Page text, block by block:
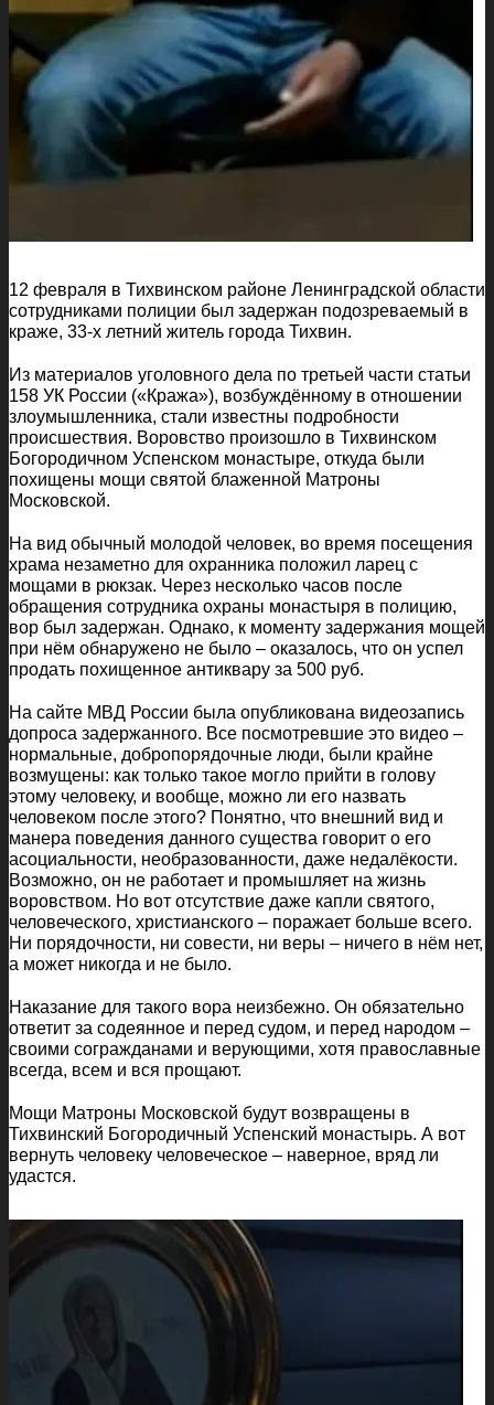
12 февраля в Тихвинском районе Ленинградской области
сотрудниками полиции был задержан подозреваемый в
краже, 33-х летний житель города Тихвин.
Из материалов уголовного дела по третьей части статьи
158 УК России («Кража»), возбуждённому в отношении
злоумышленника, стали известны подробности
происшествия. Воровство произошло в Тихвинском
Богородичном Успенском монастыре, откуда были
похищены мощи святой блаженной Матроны
Московской.
На вид обычный молодой человек, во время посещения
храма незаметно для охранника положил ларец с
мощами в рюкзак. Через несколько часов после
обращения сотрудника охраны монастыря в полицию,
вор был задержан. Однако, к моменту задержания мощей
при нём обнаружено не было – оказалось, что он успел
продать похищенное антиквару за 500 руб.
На сайте МВД России была опубликована видеозапись
допроса задержанного. Все посмотревшие это видео –
нормальные, добропорядочные люди, были крайне
возмущены: как только такое могло прийти в голову
этому человеку, и вообще, можно ли его назвать
человеком после этого? Понятно, что внешний вид и
манера поведения данного существа говорит о его
асоциальности, необразованности, даже недалёкости.
Возможно, он не работает и промышляет на жизнь
воровством. Но вот отсутствие даже капли святого,
человеческого, христианского – поражает больше всего.
Ни порядочности, ни совести, ни веры – ничего в нём нет,
а может никогда и не было.
Наказание для такого вора неизбежно. Он обязательно
ответит за содеянное и перед судом, и перед народом –
своими согражданами и верующими, хотя православные
всегда, всем и вся прощают.
Мощи Матроны Московской будут возвращены в
Тихвинский Богородичный Успенский монастырь. А вот
вернуть человеку человеческое – наверное, вряд ли
удастся.